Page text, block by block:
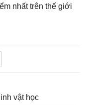
nhất trên thế giới
vật học